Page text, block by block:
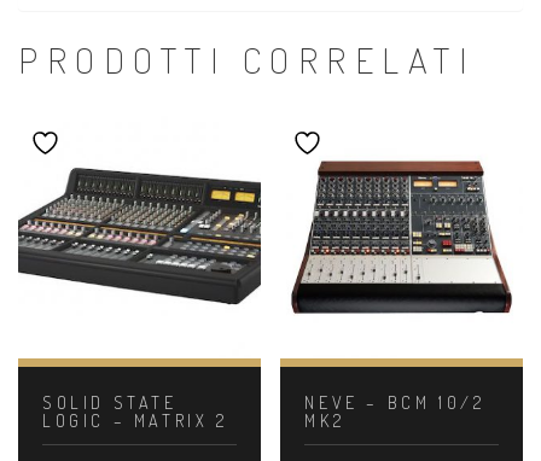
PRODOTTI CORRELATI
SOLID STATE
LOGIC – MATRIX 2
NEVE – BCM 10/2
MK2